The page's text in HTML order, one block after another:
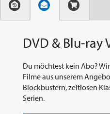
DVD & Blu-ray
Du möchtest kein Abo?
Filme aus unserem
Blockbustern, zeitlosen
Serien.